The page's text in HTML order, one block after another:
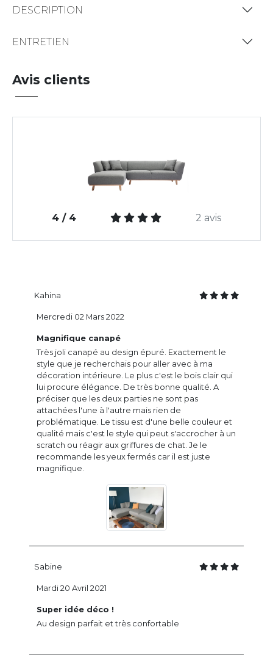
DESCRIPTION
ENTRETIEN
Avis clients
4 / 4 2 avis
Kahina
Magnifique canapé
Très joli canapé au design épuré. Exactement le
style que je recherchais pour aller avec à ma
décoration intérieure. Le plus c'est le bois clair qui
lui procure élégance. De très bonne qualité. A
préciser que les deux parties ne sont pas
attachées l'une à l'autre mais rien de
problématique. Le tissu est d'une belle couleur et
qualité mais c'est le style qui peut s'accrocher à un
scratch ou réagir aux griffures de chat. Je le
recommande les yeux fermés car il est juste
magnifique.
Mercredi 02 Mars 2022
Sabine
Super idée déco !
Au design parfait et très confortable
Mardi 20 Avril 2021